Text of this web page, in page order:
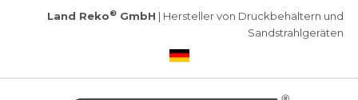
Land Reko® GmbH | Hersteller von Druckbehältern und
Sandstrahlgeräten